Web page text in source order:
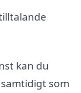
kan du
som